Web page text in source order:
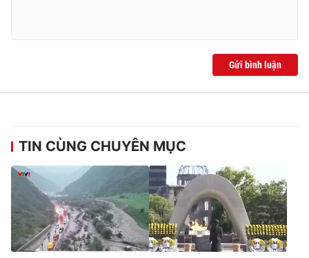
Gửi bình luận
TIN CÙNG CHUYÊN MỤC